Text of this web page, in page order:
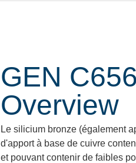
GEN C656
Overview
Le silicium bronze (également
d'apport à base de cuivre
et pouvant contenir de faibles